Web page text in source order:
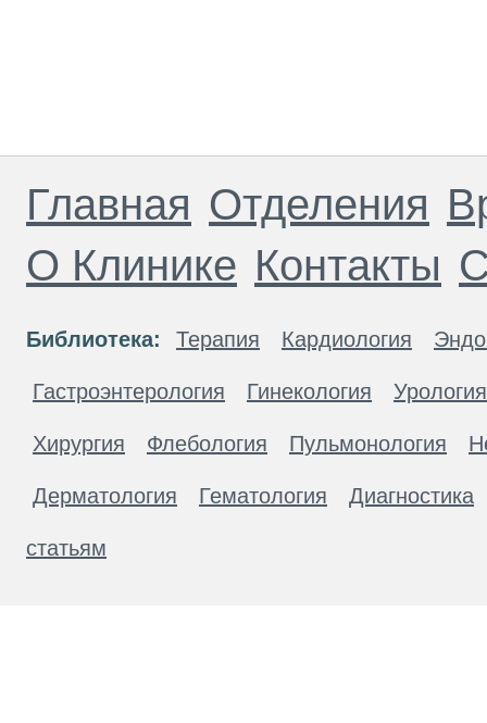
Главная Отделения
О Клинике Контакты
Библиотека: Терапия Кардиология
Гастроэнтерология Гинекология Урология
Хирургия Флебология Пульмонология
Дерматология Гематология Диагностика
статьям